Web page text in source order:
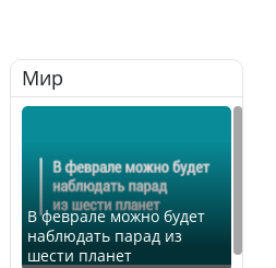
Мир
В феврале можно будет
наблюдать парад из
шести планет